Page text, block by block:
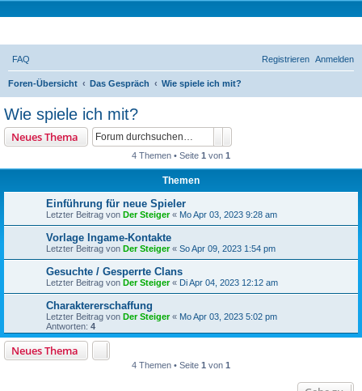
FAQ Anmelden
Registrieren
Foren-Übersicht Das Gespräch Wie spiele ich mit?
Wie spiele ich mit?
Neues Thema
4 Themen • Seite 1 von 1
Themen
Einführung für neue Spieler
Letzter Beitrag von Der Steiger« Mo Apr 03, 2023 9:28 am
Vorlage Ingame-Kontakte
Letzter Beitrag von Der Steiger« So Apr 09, 2023 1:54 pm
Gesuchte / Gesperrte Clans
Letzter Beitrag von Der Steiger« Di Apr 04, 2023 12:12 am
Charaktererschaffung
Letzter Beitrag von Der Steiger« Mo Apr 03, 2023 5:02 pm
Antworten: 4
Neues Thema
4 Themen • Seite 1 von 1